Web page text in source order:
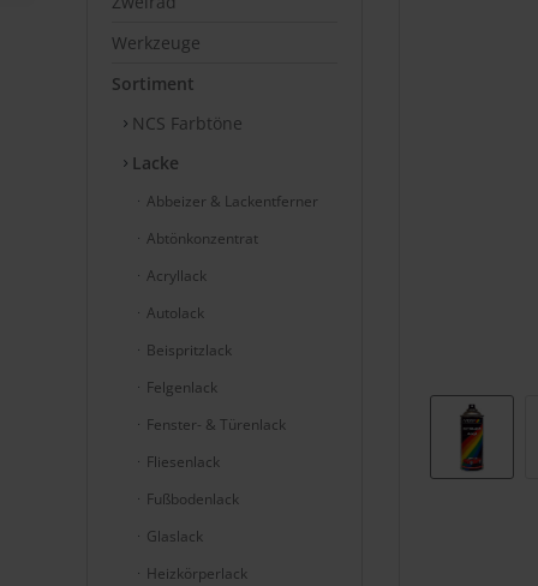
Werkzeuge
Sortiment
NCS Farbtöne
Lacke
Abbeizer & Lackentferner
Abtönkonzentrat
Acryllack
Autolack
Beispritzlack
Felgenlack
Fenster- & Türenlack
Fliesenlack
Fußbodenlack
Glaslack
Heizkörperlack